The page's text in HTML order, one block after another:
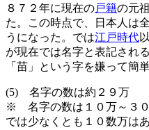
８７２年に現在の戸籍の元
た。この時点で、日本人は
うになった。では江戸時代
が現在では名字と表記され
「苗」という字を嫌って簡
(5) 名字の数は約２９万
※ 名字の数は１０万～３
では少なくとも１０数万は